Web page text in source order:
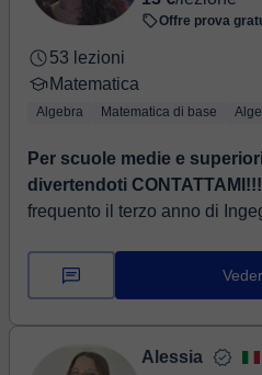
Offre prova
53 lezioni
Matematica
Algebra Matematica di base
Per scuole medie e superiori. Se vuoi
divertendoti CONTATTAMI!!!
frequento il terzo anno di
prometto che con il gius...
Alessia